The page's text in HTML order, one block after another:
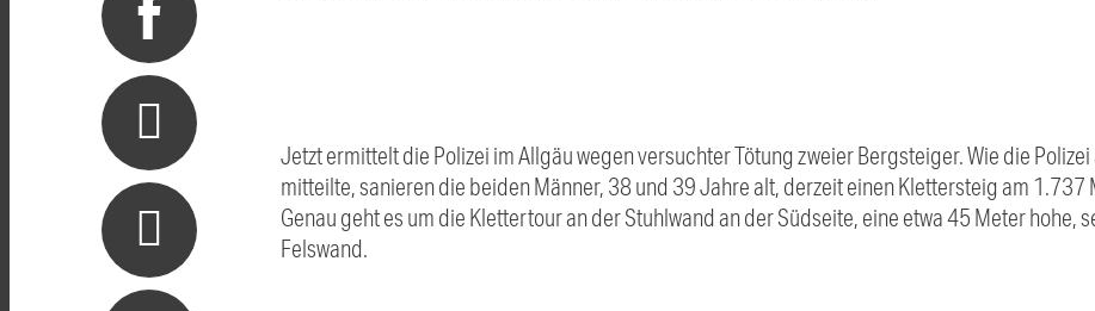
Jetzt ermittelt die Polizei im Allgäu wegen versuchter Tötung zweier Bergsteiger. Wie die
mitteilte, sanieren die beiden Männer, 38 und 39 Jahre alt, derzeit einen Klettersteig am 1.737
Genau geht es um die Klettertour an der Stuhlwand an der Südseite, eine etwa 45 Meter hohe,
Felswand.